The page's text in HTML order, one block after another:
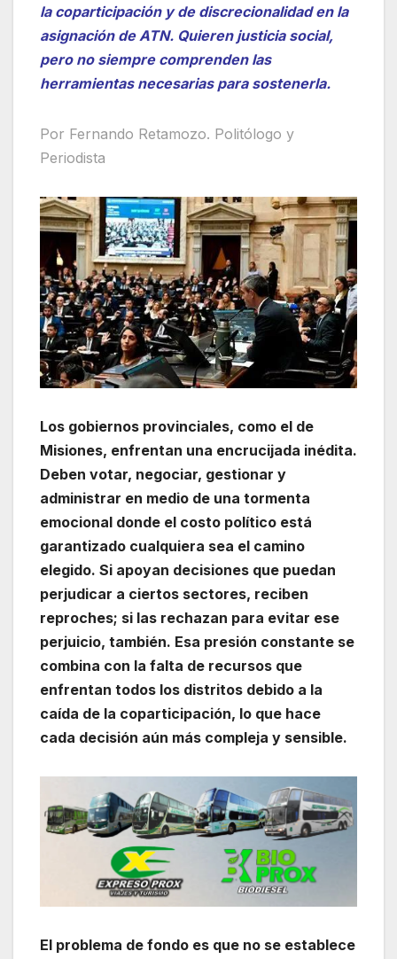
la coparticipación y de discrecionalidad en la
asignación de ATN. Quieren justicia social,
pero no siempre comprenden las
herramientas necesarias para sostenerla.
Por Fernando Retamozo. Politólogo y
Periodista
Los gobiernos provinciales, como el de
Misiones, enfrentan una encrucijada inédita.
Deben votar, negociar, gestionar y
administrar en medio de una tormenta
emocional donde el costo político está
garantizado cualquiera sea el camino
elegido. Si apoyan decisiones que puedan
perjudicar a ciertos sectores, reciben
reproches; si las rechazan para evitar ese
perjuicio, también. Esa presión constante se
combina con la falta de recursos que
enfrentan todos los distritos debido a la
caída de la coparticipación, lo que hace
cada decisión aún más compleja y sensible.
El problema de fondo es que no se establece